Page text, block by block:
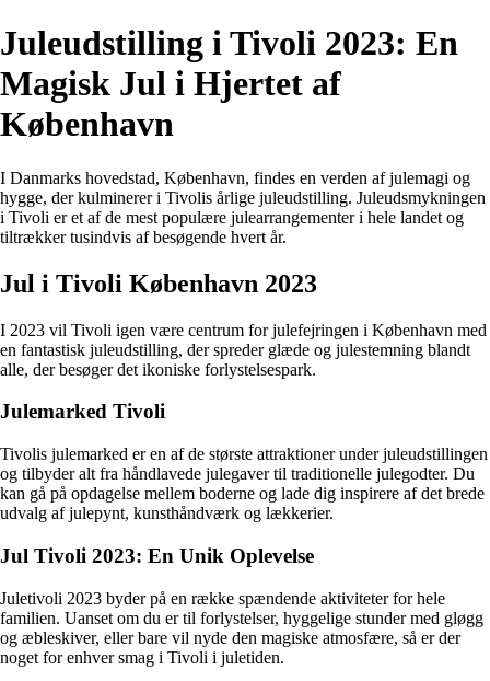
Juleudstilling i Tivoli 2023: En
Magisk Jul i Hjertet af
København
I Danmarks hovedstad, København, findes en verden af julemagi og
hygge, der kulminerer i Tivolis årlige juleudstilling. Juleudsmykningen
i Tivoli er et af de mest populære julearrangementer i hele landet og
tiltrækker tusindvis af besøgende hvert år.
Jul i Tivoli København 2023
I 2023 vil Tivoli igen være centrum for julefejringen i København med
en fantastisk juleudstilling, der spreder glæde og julestemning blandt
alle, der besøger det ikoniske forlystelsespark.
Julemarked Tivoli
Tivolis julemarked er en af de største attraktioner under juleudstillingen
og tilbyder alt fra håndlavede julegaver til traditionelle julegodter. Du
kan gå på opdagelse mellem boderne og lade dig inspirere af det brede
udvalg af julepynt, kunsthåndværk og lækkerier.
Jul Tivoli 2023: En Unik Oplevelse
Juletivoli 2023 byder på en række spændende aktiviteter for hele
familien. Uanset om du er til forlystelser, hyggelige stunder med gløgg
og æbleskiver, eller bare vil nyde den magiske atmosfære, så er der
noget for enhver smag i Tivoli i juletiden.